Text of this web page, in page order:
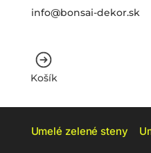
info@bonsai-dekor.sk
Košík
Umelé zelené steny